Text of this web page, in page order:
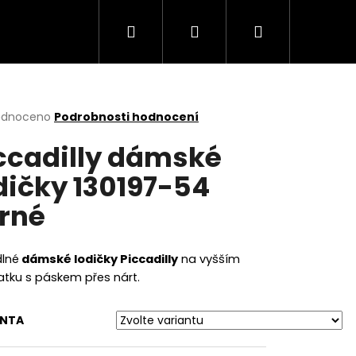
Hledat PřihlášeníNákupní
Podrobnosti hodnocení
dámské
130197-54
dámské lodičky Piccadilly na vyšším
s páskem přes nárt.
Následující